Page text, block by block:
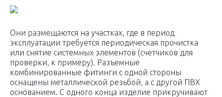
Они размещаются на участках, где в период
эксплуатации требуется периодическая прочистка
или снятие системных элементов (счетчиков для
проверки, к примеру). Разъемные
комбинированные фитинги с одной стороны
оснащены металлической резьбой, а с другой ПВХ
основанием. С одного конца изделие прикручивают